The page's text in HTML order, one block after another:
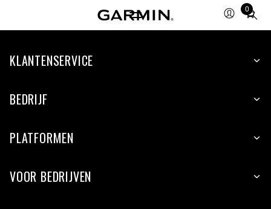
0
Total
items
cart:
KLANTENSERVICE
BEDRIJF
PLATFORMEN
VOOR BEDRIJVEN